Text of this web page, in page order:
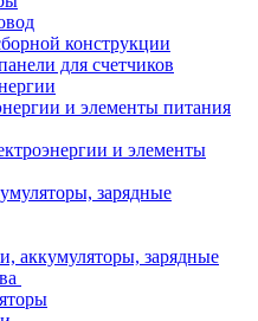
конструкции
для счетчиков
и элементы питания
и элементы
зарядные
аккумуляторы, зарядные